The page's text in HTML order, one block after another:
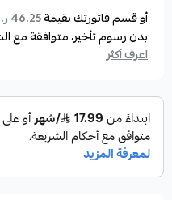
يساهم في حماية البشرة من
الجلدية المرتبطة بالتعرض
يمنح التصميم بأكمام طويلة
حماية إضافية للبشرة دون
الشمس.
أو قسم فاتورتك بقيمة46.25 ر.س
بدون رسوم تأخير، متوافقة مع
اعرف أكثر